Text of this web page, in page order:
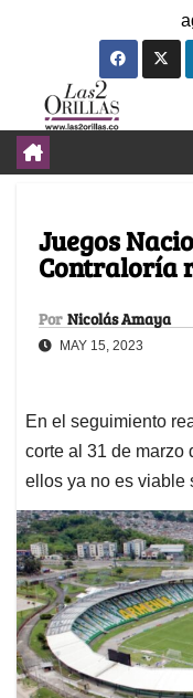
Juegos
Contraloría
Por Nicolás Amaya
MAY 15, 2023
En el seguimiento
corte al 31 de marzo
ellos ya no es viable